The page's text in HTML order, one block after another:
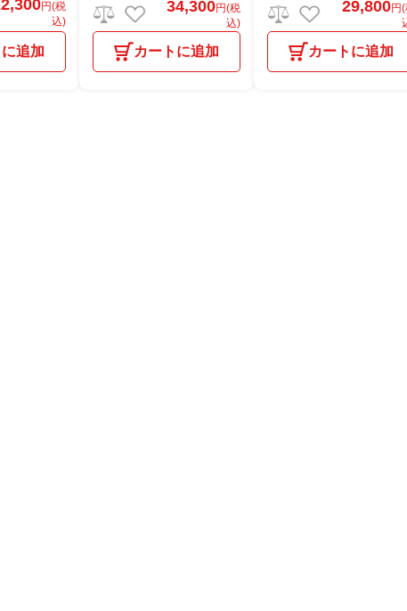
円(税
込)
追加
34,300円(税
込)
カートに追加
29,800円(
カートに追加